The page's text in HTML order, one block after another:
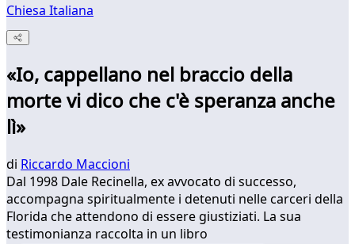
Chiesa Italiana
«Io, cappellano nel braccio della
morte vi dico che c'è speranza anche
lì»
di Riccardo Maccioni
Dal 1998 Dale Recinella, ex avvocato di successo,
accompagna spiritualmente i detenuti nelle carceri della
Florida che attendono di essere giustiziati. La sua
testimonianza raccolta in un libro